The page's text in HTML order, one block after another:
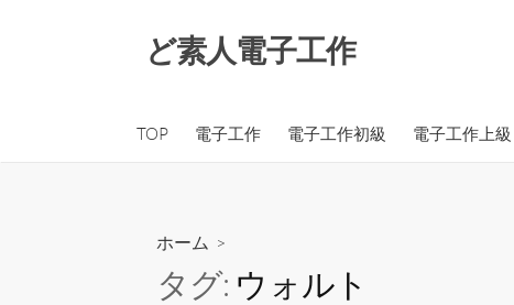
ど素人電子工作
TOP 電子工作 電子工作初級 電子工作上級
ホーム >
タグ: ウォルト